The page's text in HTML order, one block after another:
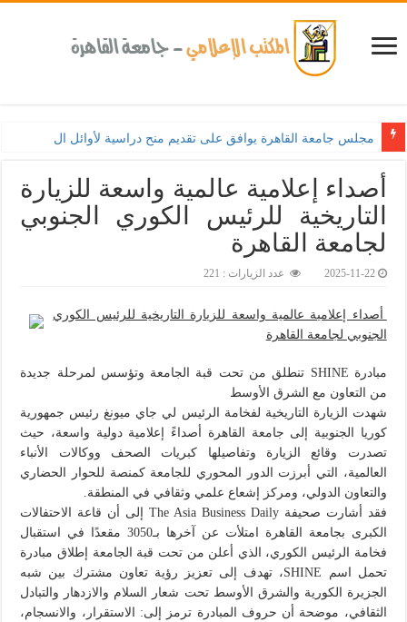
أصداء إعلامية عالمية واسعة للزيارة
التاريخية للرئيس الكوري الجنوبي
لجامعة القاهرة‎
2025-11-22 عدد الزيارات : 221
أصداء إعلامية عالمية واسعة للزيارة التاريخية للرئيس الكوري
الجنوبي لجامعة القاهرة
مبادرة SHINE تنطلق من تحت قبة الجامعة وتؤسس لمرحلة جديدة
من التعاون مع الشرق الأوسط
شهدت الزيارة التاريخية لفخامة الرئيس لي جاي ميونغ رئيس جمهورية
كوريا الجنوبية إلى جامعة القاهرة أصداءً إعلامية دولية واسعة، حيث
تصدرت وقائع الزيارة وتفاصيلها كبريات الصحف ووكالات الأنباء
العالمية، التي أبرزت الدور المحوري للجامعة كمنصة للحوار الحضاري
والتعاون الدولي، ومركز إشعاع علمي وثقافي في المنطقة.
فقد أشارت صحيفة The Asia Business Daily إلى أن قاعة الاحتفالات
الكبرى بجامعة القاهرة امتلأت عن آخرها بـ3050 مقعدًا في استقبال
فخامة الرئيس الكوري، الذي أعلن من تحت قبة الجامعة إطلاق مبادرة
تحمل اسم SHINE، تهدف إلى تعزيز رؤية تعاون مشترك بين شبه
الجزيرة الكورية والشرق الأوسط تحت شعار السلام والازدهار والتبادل
الثقافي، موضحة أن حروف المبادرة ترمز إلى: الاستقرار، والانسجام،